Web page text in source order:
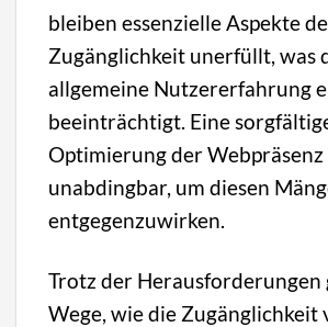
bleiben essenzielle Aspekte
Zugänglichkeit unerfüllt, was
allgemeine Nutzererfahrung
beeinträchtigt. Eine
Optimierung der
unabdingbar, um diesen
entgegenzuwirken.
Trotz der Herausforderungen
Wege, wie die Zugänglichkeit